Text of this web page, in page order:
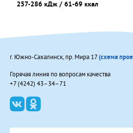
257-286 кДж / 61-69 ккал
г. Южно-Сахалинск, пр. Мира 17(схема
Горячая линия по вопросам качества
+7 (4242) 43–34–71